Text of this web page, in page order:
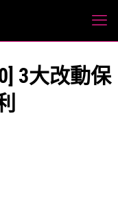
3大改動保